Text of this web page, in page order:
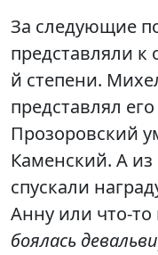
За следующие
представляли к
й степени.
представлял
Прозоровский
Каменский. А
спускали
Анну или что-
боялась